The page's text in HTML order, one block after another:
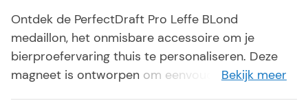
Ontdek de PerfectDraft Pro Leffe BLond
medaillon, het onmisbare accessoire om je
bierproefervaring thuis te personaliseren. Deze
magneet is ontworpen om eenvoudig op de
Bekijk meer